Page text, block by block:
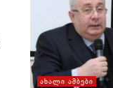
ᲐᲮᲐᲚᲘ ᲐᲛᲑᲔᲑᲘ